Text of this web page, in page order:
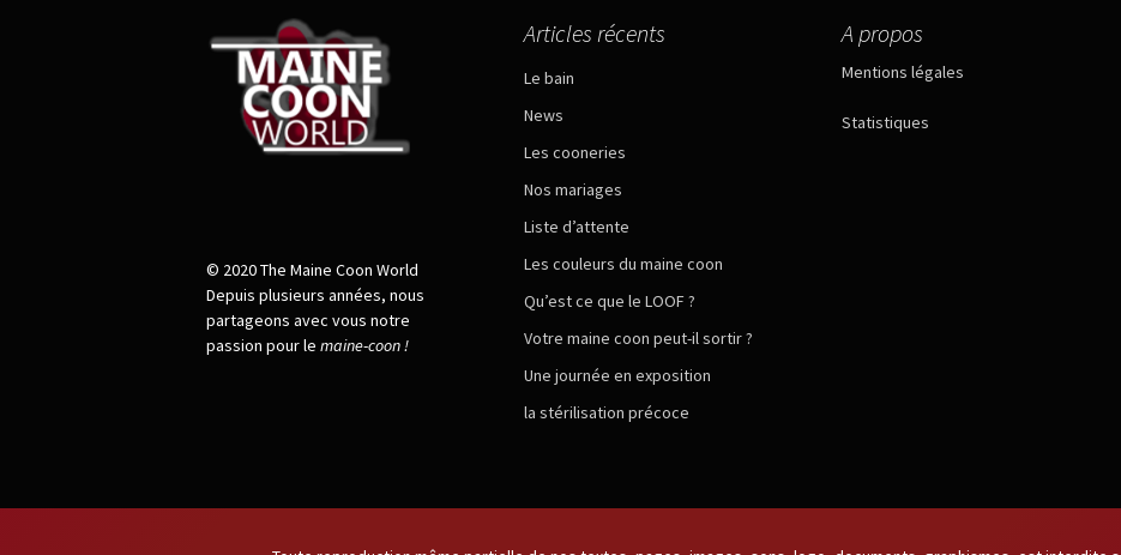
© 2020 The Maine Coon World
Depuis plusieurs années, nous
partageons avec vous notre
passion pour le maine-coon !
Articles récents
Le bain
News
Les cooneries
Nos mariages
Liste d’attente
Les couleurs du maine coon
Qu’est ce que le LOOF ?
Votre maine coon peut-il sortir ?
Une journée en exposition
la stérilisation précoce
A propos
Mentions légales
Statistiques